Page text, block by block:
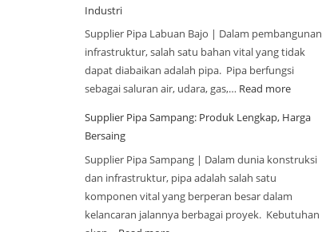
Industri
Supplier Pipa Labuan Bajo | Dalam pembangunan
infrastruktur, salah satu bahan vital yang tidak
dapat diabaikan adalah pipa. Pipa berfungsi
sebagai saluran air, udara, gas,… Read more
Supplier Pipa Sampang: Produk Lengkap, Harga
Bersaing
Supplier Pipa Sampang | Dalam dunia konstruksi
dan infrastruktur, pipa adalah salah satu
komponen vital yang berperan besar dalam
kelancaran jalannya berbagai proyek. Kebutuhan